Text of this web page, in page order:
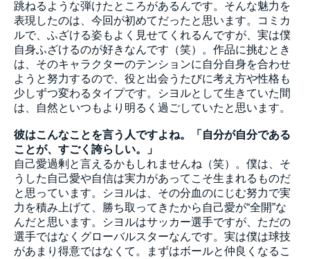
跳ねるような弾けたところがあるんです。そんな魅力を
表現したのは、今回が初めてだったと思います。コミカ
ルで、ふざける姿もよく見せてくれるんですが、実は僕
自身ふざけるのが好きなんです（笑）。作品に挑むとき
は、そのキャラクターのテンションに自分自身を合わせ
ようと努力するので、役と出会うたびに考え方や性格も
少しずつ変わるタイプです。シヨルとして生きていた間
は、自然といつもより明るく過ごしていたと思います。
彼はこんなことを言う人ですよね。「自分が自分である
ことが、すごく誇らしい。」
自己愛過剰と言えるかもしれませんね（笑）。僕は、そ
うした自己愛や自信は実力があってこそ生まれるものだ
と思っています。シヨルは、その分血のにじむ努力で実
力を積み上げて、勝ち取ってきたから自己愛が“全開”な
んだと思います。シヨルはサッカー選手ですが、ただの
選手ではなくグローバルスターなんです。実は僕は球技
があまり得意ではなくて。まずはボールと仲良くなるこ